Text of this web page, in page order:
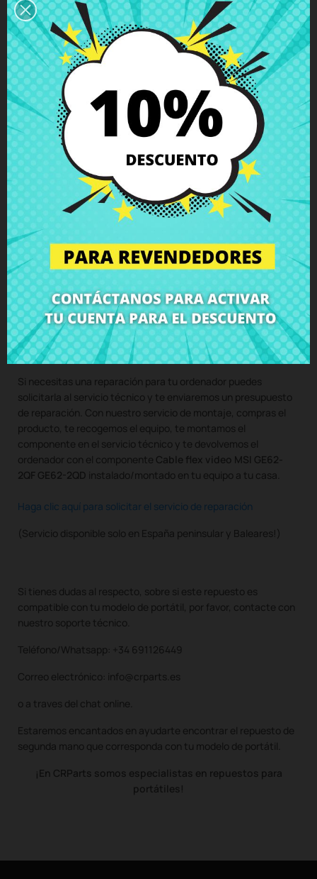
Descripción
Detalles del producto
Grados
Comentarios
Cable flex video MSI GE62-2QF GE62-
2QD
CompraCable flex video MSI GE62-2QF GE62-2QDal mejor
precio en CRParts - PRODUCTO USADO ORIGINAL - disponible
también con nuestro servicio de montaje.
Si necesitas una reparación para tu ordenador puedes
solicitarla al servicio técnico y te enviaremos un presupuesto
de reparación. Con nuestro servicio de montaje, compras el
producto, te recogemos el equipo, te montamos el
componente en el servicio técnico y te devolvemos el
ordenador con el componente Cable flex video MSI GE62-
2QF GE62-2QD instalado/montado en tu equipo a tu casa.
Haga clic aquí para solicitar el servicio de reparación
(Servicio disponible solo en España peninsular y Baleares!)
Si tienes dudas al respecto, sobre si este repuesto es
compatible con tu modelo de portátil, por favor, contacte con
nuestro soporte técnico.
Teléfono/Whatsapp: +34 691126449
Correo electrónico: info@crparts.es
o a traves del chat online.
Estaremos encantados en ayudarte encontrar el repuesto de
segunda mano que corresponda con tu modelo de portátil.
¡En CRParts somos especialistas en repuestos para
portátiles!